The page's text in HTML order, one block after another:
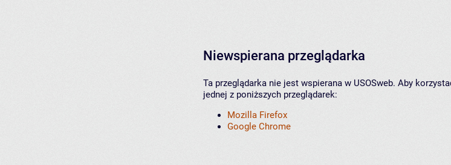
Niewspierana przeglądarka
Ta przeglądarka nie jest wspierana w USOSweb. Aby
jednej z poniższych przeglądarek:
Mozilla Firefox
Google Chrome